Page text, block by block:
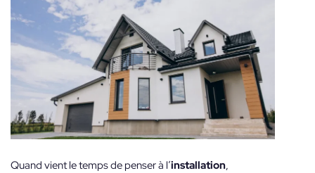
Quand vient le temps de penser à l’installation,